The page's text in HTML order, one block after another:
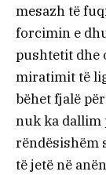
mesazh të
forcimin e
pushtetit dhe
miratimit të
bëhet fjalë
nuk ka dallim
rëndësishëm
të jetë në